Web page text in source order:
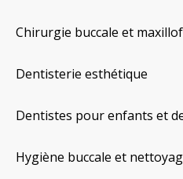
Chirurgie buccale et
Dentisterie esthétique
Dentistes pour enfants et
Hygiène buccale et